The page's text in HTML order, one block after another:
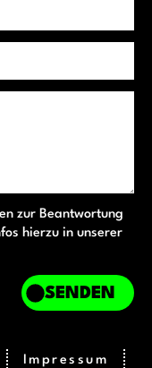
zur Beantwortung
hierzu in unserer
SENDEN
Impressum